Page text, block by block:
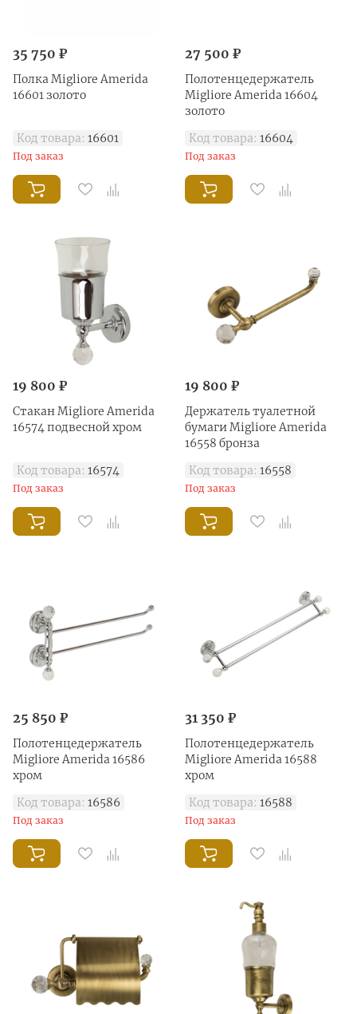
35 750 ₽
Полка Migliore Amerida
16601 золото
Код товара: 16601
Под заказ
27 500 ₽
Полотенцедержатель
Migliore Amerida 16604
золото
Код товара: 16604
Под заказ
19 800 ₽
Стакан Migliore Amerida
16574 подвесной хром
Код товара: 16574
Под заказ
19 800 ₽
Держатель туалетной
бумаги Migliore Amerida
16558 бронза
Код товара: 16558
Под заказ
25 850 ₽
Полотенцедержатель
Migliore Amerida 16586
хром
Код товара: 16586
Под заказ
31 350 ₽
Полотенцедержатель
Migliore Amerida 16588
хром
Код товара: 16588
Под заказ